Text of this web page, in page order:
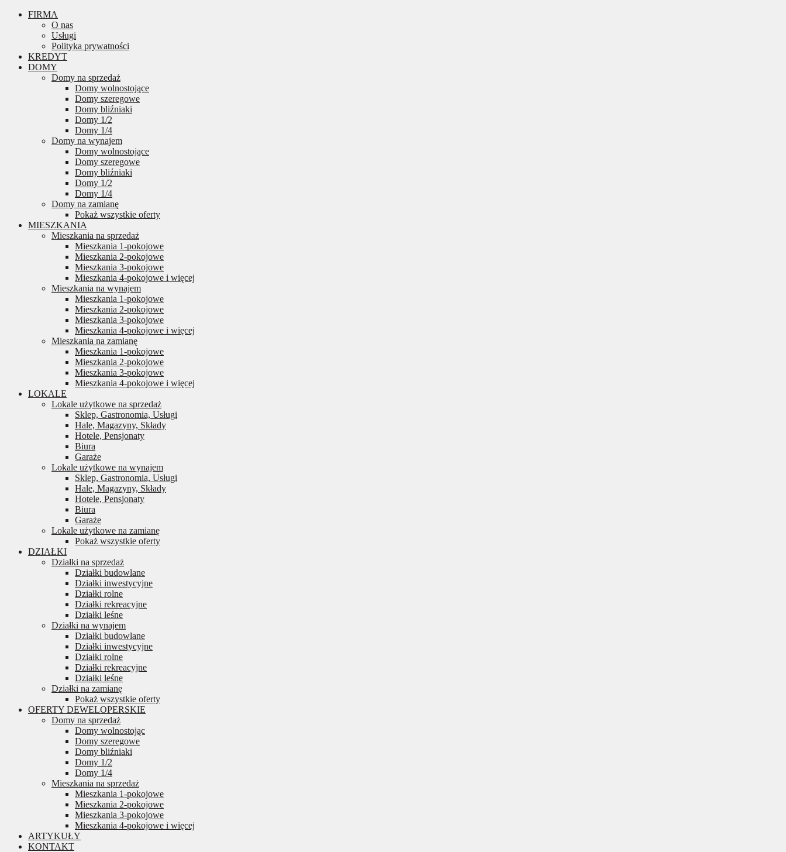
FIRMA
O nas
Usługi
Polityka prywatności
KREDYT
DOMY
Domy na sprzedaż
Domy wolnostojące
Domy szeregowe
Domy bliźniaki
Domy 1/2
Domy 1/4
Domy na wynajem
Domy wolnostojące
Domy szeregowe
Domy bliźniaki
Domy 1/2
Domy 1/4
Domy na zamianę
Pokaż wszystkie oferty
MIESZKANIA
Mieszkania na sprzedaż
Mieszkania 1-pokojowe
Mieszkania 2-pokojowe
Mieszkania 3-pokojowe
Mieszkania 4-pokojowe i więcej
Mieszkania na wynajem
Mieszkania 1-pokojowe
Mieszkania 2-pokojowe
Mieszkania 3-pokojowe
Mieszkania 4-pokojowe i więcej
Mieszkania na zamianę
Mieszkania 1-pokojowe
Mieszkania 2-pokojowe
Mieszkania 3-pokojowe
Mieszkania 4-pokojowe i więcej
LOKALE
Lokale użytkowe na sprzedaż
Sklep, Gastronomia, Usługi
Hale, Magazyny, Składy
Hotele, Pensjonaty
Biura
Garaże
Lokale użytkowe na wynajem
Sklep, Gastronomia, Usługi
Hale, Magazyny, Składy
Hotele, Pensjonaty
Biura
Garaże
Lokale użytkowe na zamianę
Pokaż wszystkie oferty
DZIAŁKI
Działki na sprzedaż
Działki budowlane
Działki inwestycyjne
Działki rolne
Działki rekreacyjne
Działki leśne
Działki na wynajem
Działki budowlane
Działki inwestycyjne
Działki rolne
Działki rekreacyjne
Działki leśne
Działki na zamianę
Pokaż wszystkie oferty
OFERTY DEWELOPERSKIE
Domy na sprzedaż
Domy wolnostojąc
Domy szeregowe
Domy bliźniaki
Domy 1/2
Domy 1/4
Mieszkania na sprzedaż
Mieszkania 1-pokojowe
Mieszkania 2-pokojowe
Mieszkania 3-pokojowe
Mieszkania 4-pokojowe i więcej
ARTYKUŁY
KONTAKT